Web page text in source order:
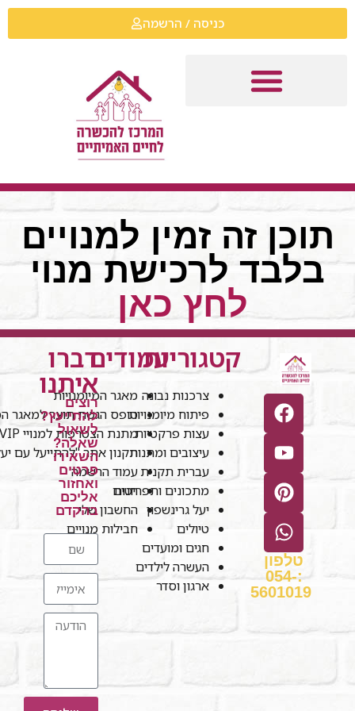
כניסה / הרשמה
תוכן זה זמין למנויים
בלבד לרכישת מנוי
לחץ כאן
טלפון
:054-
5601019
קטגוריות
צרכנות נבונה
פיתוח מיומנויות
עצות פרקטיות
עיצובים ומתנות
עברית תקנית
מתכונים ותפריטים
יעל גרינשפון
טיולים
חגים ומועדים
העשרה לילדים
ארגון וסדר
עמודים
מאגר המיומנויות
טופס הגשת תוצר למאגר
מתנת הצטרפות למנויי VIP
תקנון אתר "להתייעל עם
עמוד הרשמה
חנות
החשבון שלי
חבילות מנויים
דברו
איתנו
רוצים
להתייעץ?
לשאול
שאלה?
השאירו
פרטים
ואחזור
אליכם
בהקדם